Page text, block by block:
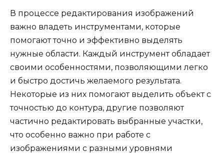
В процессе редактирования изображений
важно владеть инструментами, которые
помогают точно и эффективно выделять
нужные области. Каждый инструмент обладает
своими особенностями, позволяющими легко
и быстро достичь желаемого результата.
Некоторые из них помогают выделить объект с
точностью до контура, другие позволяют
частично редактировать выбранные участки,
что особенно важно при работе с
изображениями с разными уровнями